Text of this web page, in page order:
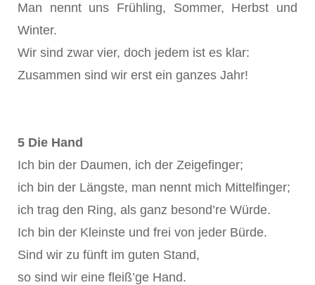
Man nennt uns Frühling, Sommer, Herbst und
Winter.
Wir sind zwar vier, doch jedem ist es klar:
Zusammen sind wir erst ein ganzes Jahr!
5 Die Hand
Ich bin der Daumen, ich der Zeigefinger;
ich bin der Längste, man nennt mich Mittelfinger;
ich trag den Ring, als ganz besond’re Würde.
Ich bin der Kleinste und frei von jeder Bürde.
Sind wir zu fünft im guten Stand,
so sind wir eine fleiß’ge Hand.